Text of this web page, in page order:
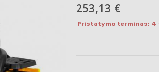
253,13 €
Pristatymo terminas: 4